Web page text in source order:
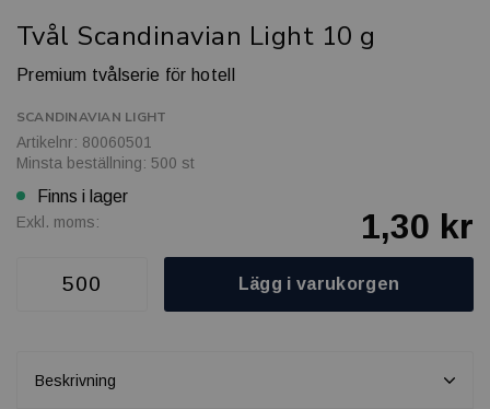
Tvål Scandinavian Light 10 g
Premium tvålserie för hotell
SCANDINAVIAN LIGHT
Artikelnr: 80060501
Minsta beställning: 500 st
Finns i lager
Exkl. moms: 1,30 kr
Lägg i varukorgen
Beskrivning